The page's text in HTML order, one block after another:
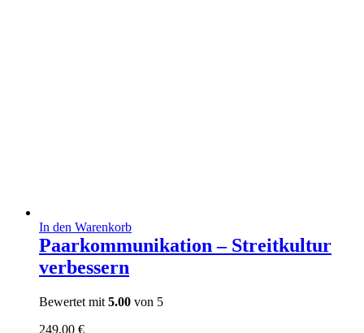
In den Warenkorb
Paarkommunikation – Streitkultur
verbessern
Bewertet mit 5.00 von 5
249,00 €